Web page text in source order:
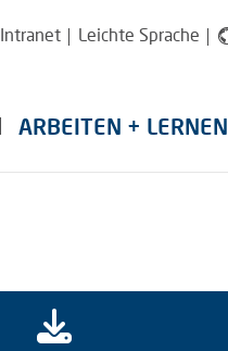
Intranet Leichte Sprache
ARBEITEN + LERNEN